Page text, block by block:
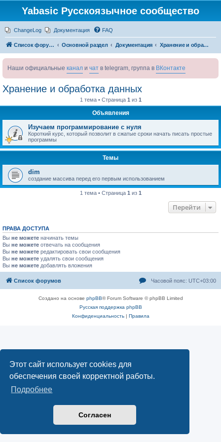
Этот сайт использует cookies для
обеспечения своей корректной работы.
Подробнее
Согласен
Yabasic Русскоязычное сообщество
ChangeLog Документация FAQ
Список форумов Основной раздел Документация Хранение и обработка данных
Наши официальные канал и чат в telegram, группа в ВКонтакте
Хранение и обработка данных
1 тема • Страница 1 из 1
Объявления
Изучаем программирование с нуля
Короткий курс, который позволит в сжатые сроки начать писать простые
программы
Темы
dim
создание массива перед его первым использованием
1 тема • Страница 1 из 1
Перейти
ПРАВА ДОСТУПА
Вы не можете начинать темы
Вы не можете отвечать на сообщения
Вы не можете редактировать свои сообщения
Вы не можете удалять свои сообщения
Вы не можете добавлять вложения
Список форумов Часовой пояс: UTC+03:00
Создано на основе phpBB® Forum Software © phpBB Limited
Русская поддержка phpBB
Конфиденциальность| Правила